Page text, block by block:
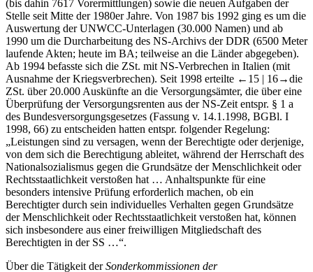
Zentralkartei der ZSt., deren Geschäftsentwicklung bis Ende 2007
(bis dahin 7617 Vorermittlungen) sowie die neuen Aufgaben der
Stelle seit Mitte der 1980er Jahre. Von 1987 bis 1992 ging es um die
Auswertung der UNWCC-Unterlagen (30.000 Namen) und ab
1990 um die Durcharbeitung des NS-Archivs der DDR (6500 Meter
laufende Akten; heute im BA; teilweise an die Länder abgegeben).
Ab 1994 befasste sich die ZSt. mit NS-Verbrechen in Italien (mit
Ausnahme der Kriegsverbrechen). Seit 1998 erteilte←15 | 16→die
ZSt. über 20.000 Auskünfte an die Versorgungsämter, die über eine
Überprüfung der Versorgungsrenten aus der NS-Zeit entspr. § 1 a
des Bundesversorgungsgesetzes (Fassung v. 14.1.1998, BGBl. I
1998, 66) zu entscheiden hatten entspr. folgender Regelung:
„Leistungen sind zu versagen, wenn der Berechtigte oder derjenige,
von dem sich die Berechtigung ableitet, während der Herrschaft des
Nationalsozialismus gegen die Grundsätze der Menschlichkeit oder
Rechtsstaatlichkeit verstoßen hat … Anhaltspunkte für eine
besonders intensive Prüfung erforderlich machen, ob ein
Berechtigter durch sein individuelles Verhalten gegen Grundsätze
der Menschlichkeit oder Rechtsstaatlichkeit verstoßen hat, können
sich insbesondere aus einer freiwilligen Mitgliedschaft des